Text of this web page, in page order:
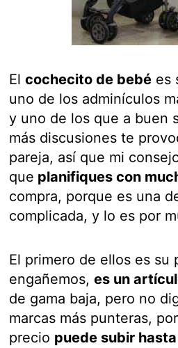
Elcochecito de bebé es
uno de los adminículos
y uno de los que a buen
más discusiones te
pareja, así que mi
que planifiques con
compra, porque es una
complicada, y lo es por
El primero de ellos es su
engañemos,es un
de gama baja, pero no
marcas más punteras,
precio puede subir